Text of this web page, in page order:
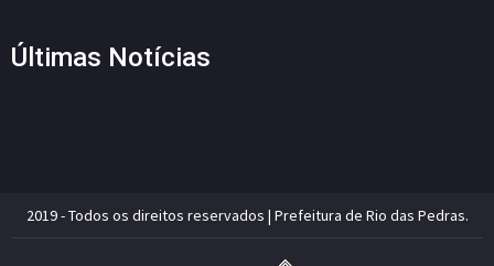
Últimas Notícias
2019 - Todos os direitos reservados | Prefeitura de Rio das Pedras.